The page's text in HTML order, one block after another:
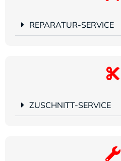
REPARATUR-SERVICE
ZUSCHNITT-SERVICE